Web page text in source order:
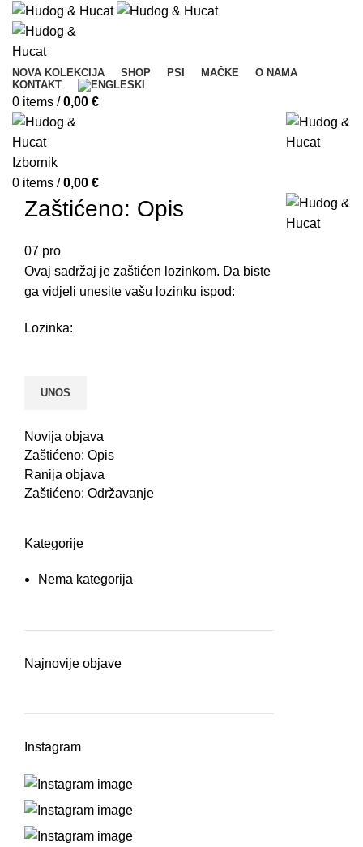
NOVA KOLEKCIJA SHOP PSI MAČKE
O NAMA
KONTAKT
0 items / 0,00 €
Izbornik
0 items / 0,00 €
Zaštićeno: Opis
07 pro
Ovaj sadržaj je zaštićen lozinkom. Da biste
ga vidjeli unesite vašu lozinku ispod:
Lozinka:
Novija objava
Zaštićeno: Opis
Ranija objava
Zaštićeno: Održavanje
Kategorije
Nema kategorija
Najnovije objave
Instagram